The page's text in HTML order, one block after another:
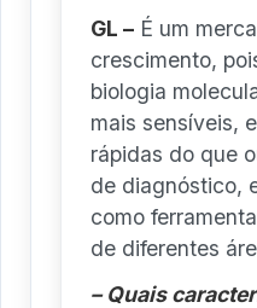
GL – É um
crescimento,
biologia
mais sensíveis,
rápidas do que
de diagnóstico,
como
de diferentes
– Quais